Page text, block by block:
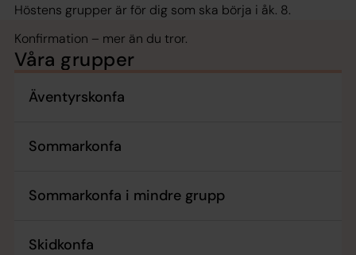
Höstens grupper är för dig som ska börja i åk. 8.
Konfirmation – mer än du tror.
Våra grupper
Äventyrskonfa
Sommarkonfa
Sommarkonfa i mindre grupp
Skidkonfa